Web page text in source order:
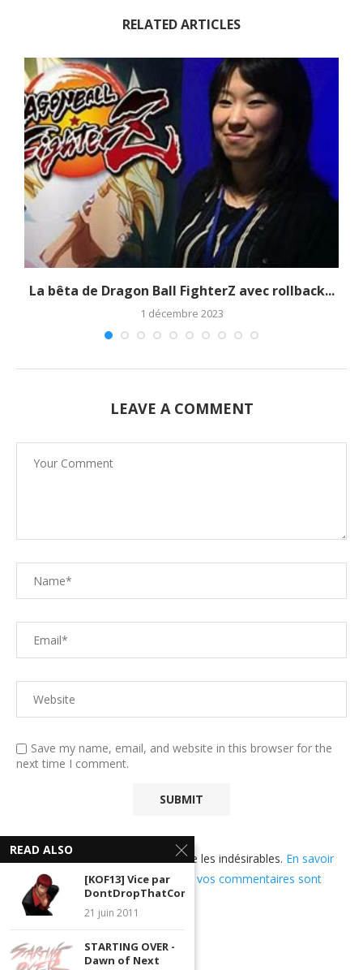
RELATED ARTICLES
La bêta de Dragon Ball FighterZ avec rollback...
1 décembre 2023
LEAVE A COMMENT
Save my name, email, and website in this browser for the
next time I comment.
Ce site utilise Akismet pour réduire les indésirables. En savoir
plus sur comment les données de vos commentaires sont
utilisées
READ ALSO
[KOF13] Vice par
DontDropThatCombo
21 juin 2011
STARTING OVER -
Dawn of Next